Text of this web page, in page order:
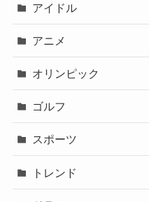
アイドル
アニメ
オリンピック
ゴルフ
スポーツ
トレンド